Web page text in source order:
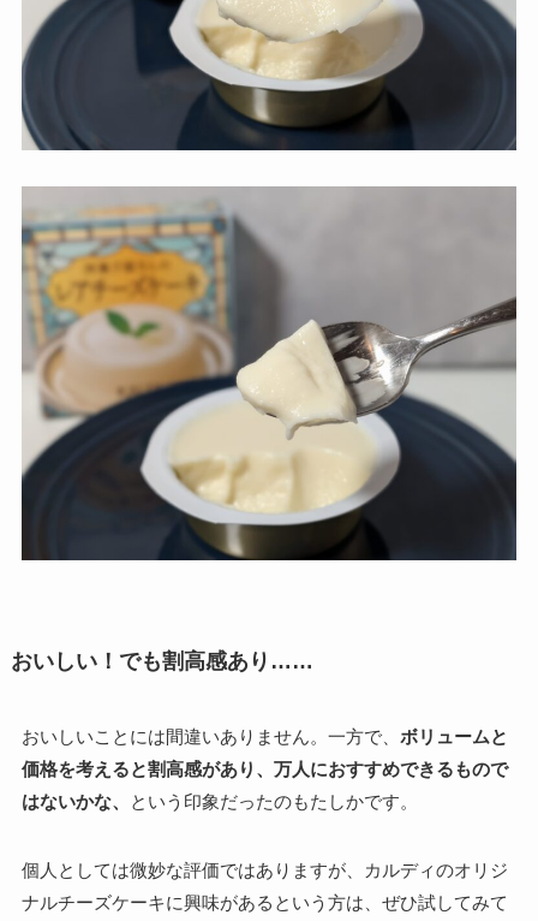
おいしい！でも割高感あり……
おいしいことには間違いありません。一方で、 ボリュームと
価格を考えると割高感があり、万人におすすめできるもので
はないかな、
という印象だったのもたしかです。
個人としては微妙な評価ではありますが、カルディのオリジ
ナルチーズケーキに興味があるという方は、ぜひ試してみて